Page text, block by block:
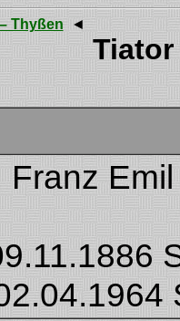
Thyßen ◄
Tiator
Franz Emil